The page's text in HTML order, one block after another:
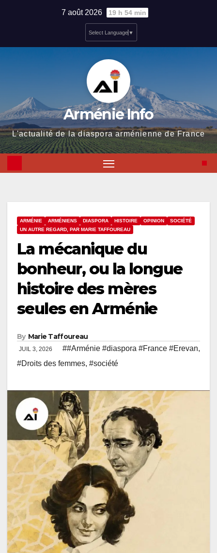
7 août 2026 19 h 54 min
Select Language ▼
Arménie Info
L'actualité de la diaspora arménienne de France
ARMÉNIE ARMÉNIENS DIASPORA HISTOIRE OPINION
SOCIÉTÉ
UN AUTRE REGARD, PAR MARIE TAFFOUREAU
La mécanique du
bonheur, ou la longue
histoire des mères
seules en Arménie
By Marie Taffoureau
JUIL 3, 2026 ##Arménie #diaspora #France #Erevan,
#Droits des femmes, #société